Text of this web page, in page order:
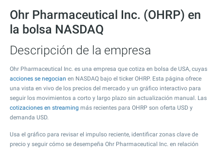
Ohr Pharmaceutical Inc. (OHRP) en
la bolsa NASDAQ
Descripción de la empresa
Ohr Pharmaceutical Inc. es una empresa que cotiza en bolsa de USA, cuyas
acciones se negocian en NASDAQ bajo el ticker OHRP. Esta página ofrece
una vista en vivo de los precios del mercado y un gráfico interactivo para
seguir los movimientos a corto y largo plazo sin actualización manual. Las
cotizaciones en streaming más recientes para OHRP son oferta USD y
demanda USD.
Usa el gráfico para revisar el impulso reciente, identificar zonas clave de
precio y seguir cómo se desempeña Ohr Pharmaceutical Inc. en relación